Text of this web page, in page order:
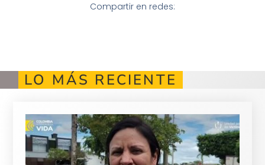
Compartir en redes:
LO MÁS RECIENTE